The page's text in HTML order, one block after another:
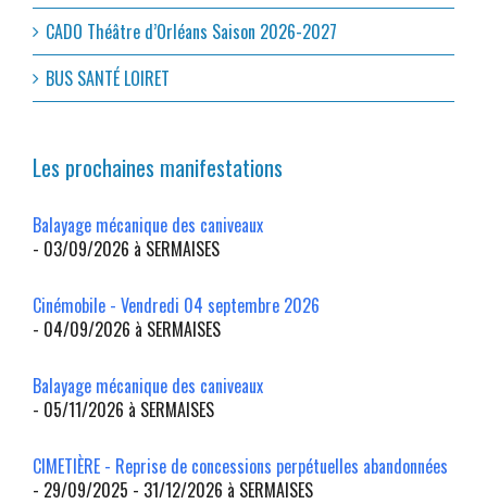
CADO Théâtre d’Orléans Saison 2026-2027
BUS SANTÉ LOIRET
Les prochaines manifestations
Balayage mécanique des caniveaux
- 03/09/2026 à SERMAISES
Cinémobile - Vendredi 04 septembre 2026
- 04/09/2026 à SERMAISES
Balayage mécanique des caniveaux
- 05/11/2026 à SERMAISES
CIMETIÈRE - Reprise de concessions perpétuelles abandonnées
- 29/09/2025 - 31/12/2026 à SERMAISES